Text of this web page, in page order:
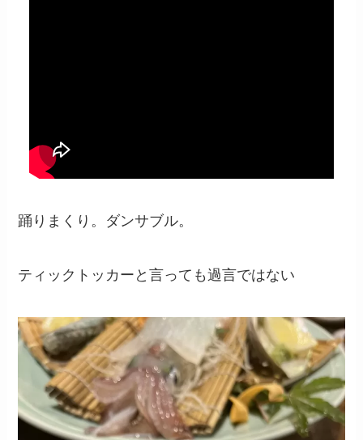
踊りまくり。ダンサブル。
ティックトッカーと言っても過言ではない